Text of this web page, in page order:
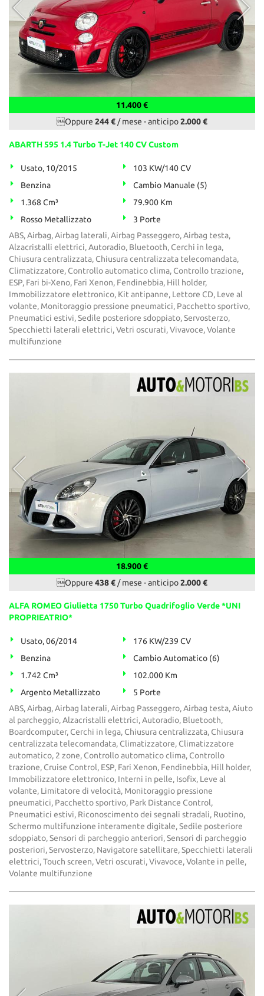
11.400 €
Oppure 244 €/ mese -anticipo2.000 €
ABARTH 595 1.4 Turbo T-Jet 140 CV Custom
Usato, 10/2015
103 KW/140 CV
Benzina
Cambio Manuale (5)
1.368 Cm³
79.900 Km
Rosso Metallizzato
3 Porte
ABS, Airbag, Airbag laterali, Airbag Passeggero, Airbag testa,
Alzacristalli elettrici, Autoradio, Bluetooth, Cerchi in lega,
Chiusura centralizzata, Chiusura centralizzata telecomandata,
Climatizzatore, Controllo automatico clima, Controllo trazione,
ESP, Fari bi-Xeno, Fari Xenon, Fendinebbia, Hill holder,
Immobilizzatore elettronico, Kit antipanne, Lettore CD, Leve al
volante, Monitoraggio pressione pneumatici, Pacchetto sportivo,
Pneumatici estivi, Sedile posteriore sdoppiato, Servosterzo,
Specchietti laterali elettrici, Vetri oscurati, Vivavoce, Volante
multifunzione
18.900 €
Oppure 438 €/ mese -anticipo2.000 €
ALFA ROMEO Giulietta 1750 Turbo Quadrifoglio Verde *UNI
PROPRIEATRIO*
Usato, 06/2014
176 KW/239 CV
Benzina
Cambio Automatico (6)
1.742 Cm³
102.000 Km
Argento Metallizzato
5 Porte
ABS, Airbag, Airbag laterali, Airbag Passeggero, Airbag testa, Aiuto
al parcheggio, Alzacristalli elettrici, Autoradio, Bluetooth,
Boardcomputer, Cerchi in lega, Chiusura centralizzata, Chiusura
centralizzata telecomandata, Climatizzatore, Climatizzatore
automatico, 2 zone, Controllo automatico clima, Controllo
trazione, Cruise Control, ESP, Fari Xenon, Fendinebbia, Hill holder,
Immobilizzatore elettronico, Interni in pelle, Isofix, Leve al
volante, Limitatore di velocità, Monitoraggio pressione
pneumatici, Pacchetto sportivo, Park Distance Control,
Pneumatici estivi, Riconoscimento dei segnali stradali, Ruotino,
Schermo multifunzione interamente digitale, Sedile posteriore
sdoppiato, Sensori di parcheggio anteriori, Sensori di parcheggio
posteriori, Servosterzo, Navigatore satellitare, Specchietti laterali
elettrici, Touch screen, Vetri oscurati, Vivavoce, Volante in pelle,
Volante multifunzione